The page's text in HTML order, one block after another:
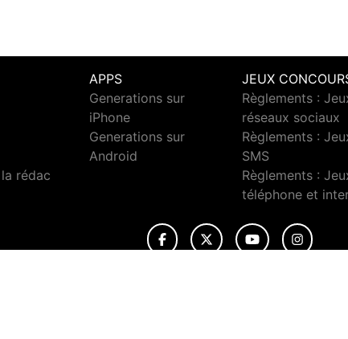
rédac
APPS
Generations sur
iPhone
Generations sur
Android
JEUX
Règlements :
réseaux sociaux
Règlements :
SMS
Règlements :
téléphone et